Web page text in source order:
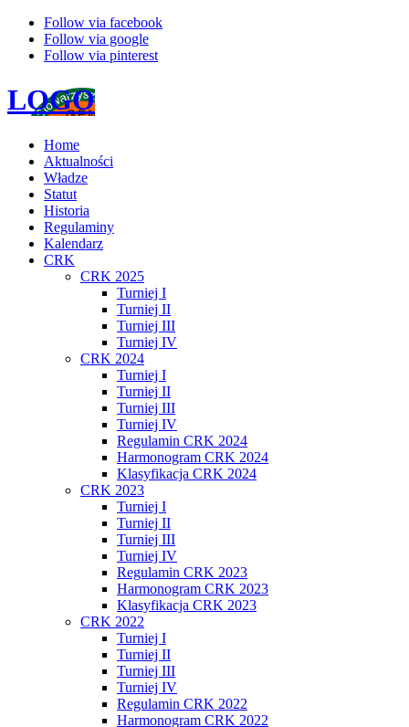
Follow via facebook
Follow via google
Follow via pinterest
LOGO
Home
Aktualności
Władze
Statut
Historia
Regulaminy
Kalendarz
CRK
CRK 2025
Turniej I
Turniej II
Turniej III
Turniej IV
CRK 2024
Turniej I
Turniej II
Turniej III
Turniej IV
Regulamin CRK 2024
Harmonogram CRK 2024
Klasyfikacja CRK 2024
CRK 2023
Turniej I
Turniej II
Turniej III
Turniej IV
Regulamin CRK 2023
Harmonogram CRK 2023
Klasyfikacja CRK 2023
CRK 2022
Turniej I
Turniej II
Turniej III
Turniej IV
Regulamin CRK 2022
Harmonogram CRK 2022